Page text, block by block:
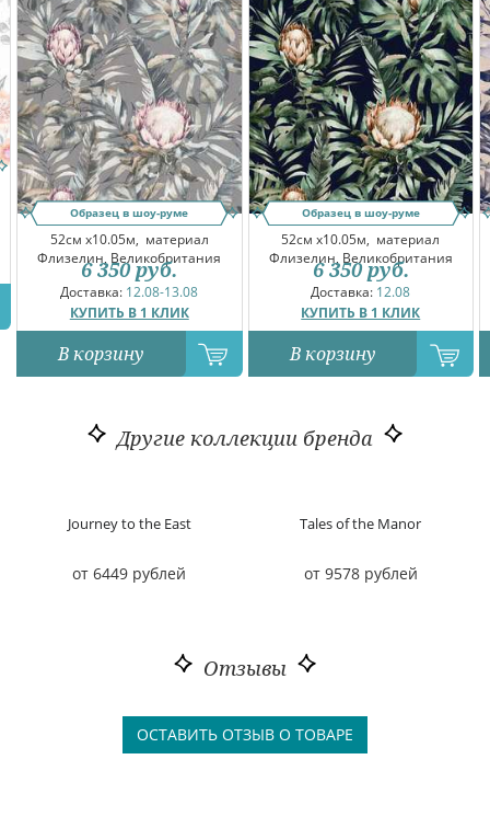
Образец в шоу-руме
52см x10.05м, материал
Флизелин, Великобритания
Доставка: 12.08-13.08
КУПИТЬ В 1 КЛИК
6 350 руб.
В корзину
Образец в шоу-руме
52см x10.05м, материал
Флизелин, Великобритания
Доставка: 12.08
КУПИТЬ В 1 КЛИК
6 350 руб.
В корзину
Другие коллекции бренда
Journey to the East
от 6449 рублей
Tales of the Manor
от 9578 рублей
Отзывы
ОСТАВИТЬ ОТЗЫВ О ТОВАРЕ